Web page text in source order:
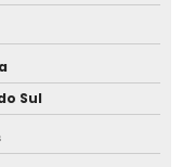
Sul